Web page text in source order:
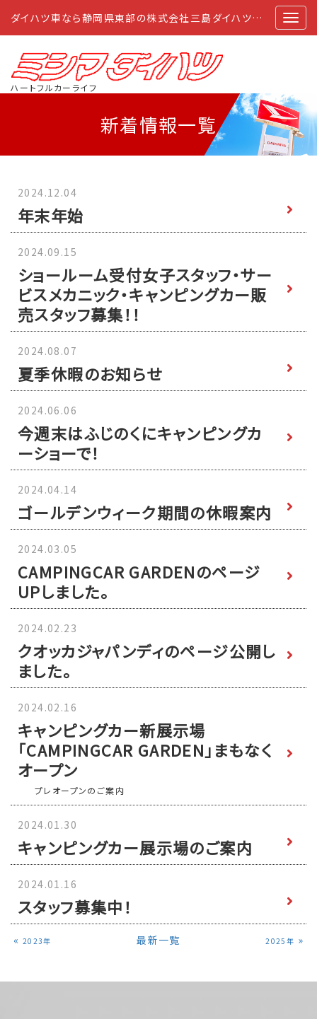
ダイハツ車なら静岡県東部の株式会社三島ダイハツにおまかせ
ハートフルカーライフ
新着情報一覧
2024.12.04
年末年始
2024.09.15
ショールーム受付女子スタッフ・サー
ビスメカニック・キャンピングカー販
売スタッフ募集！！
2024.08.07
夏季休暇のお知らせ
2024.06.06
今週末はふじのくにキャンピングカ
ーショーで！
2024.04.14
ゴールデンウィーク期間の休暇案内
2024.03.05
CAMPINGCAR GARDENのページ
UPしました。
2024.02.23
クオッカジャパンディのページ公開し
ました。
2024.02.16
キャンピングカー新展示場
「CAMPINGCAR GARDEN」まもなく
オープン
プレオープンのご案内
2024.01.30
キャンピングカー展示場のご案内
2024.01.16
スタッフ募集中！
« 2023年 最新一覧 2025年 »